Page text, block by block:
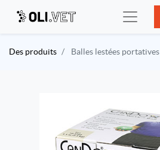
Des produits Balles lestées portatives